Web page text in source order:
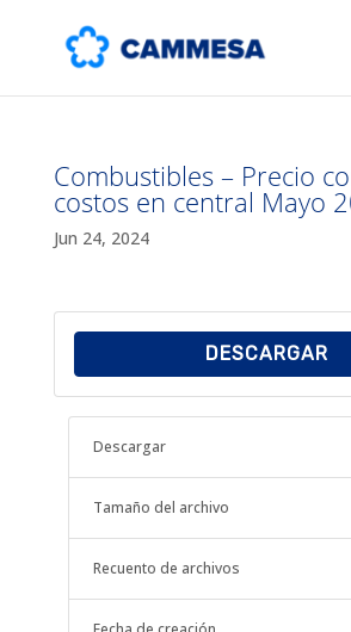
Combustibles – Precio
costos en central Mayo
Jun 24, 2024
DESCARGAR
Descargar
Tamaño del archivo
Recuento de archivos